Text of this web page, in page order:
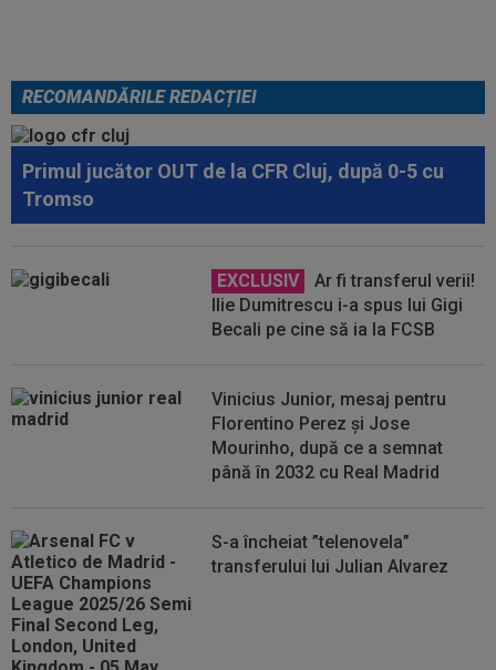
RECOMANDĂRILE REDACȚIEI
Primul jucător OUT de la CFR Cluj, după 0-5 cu
Tromso
EXCLUSIV
Ar fi transferul verii!
Ilie Dumitrescu i-a spus lui Gigi
Becali pe cine să ia la FCSB
Vinicius Junior, mesaj pentru
Florentino Perez și Jose
Mourinho, după ce a semnat
până în 2032 cu Real Madrid
S-a încheiat ”telenovela”
transferului lui Julian Alvarez